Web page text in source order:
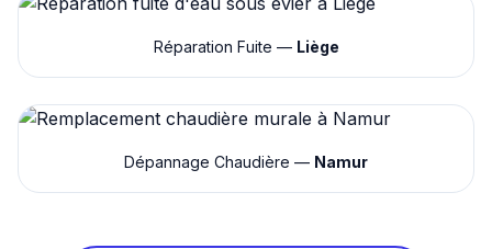
Réparation Fuite — Liège
Dépannage Chaudière — Namur